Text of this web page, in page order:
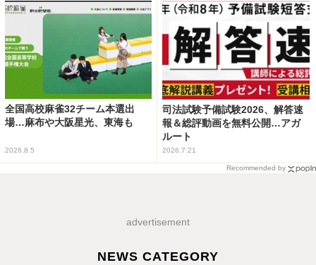
全国高校麻雀32チーム本選出
場…麻布や大阪星光、東海も
2026.8.5
司法試験予備試験2026、解答速
報＆総評動画を無料公開…アガ
ルート
2026.7.21
Recommended by
advertisement
NEWS CATEGORY